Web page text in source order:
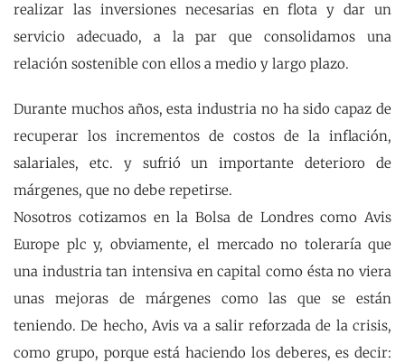
realizar las inversiones necesarias en flota y dar un
servicio adecuado, a la par que consolidamos una
relación sostenible con ellos a medio y largo plazo.
Durante muchos años, esta industria no ha sido capaz de
recuperar los incrementos de costos de la inflación,
salariales, etc. y sufrió un importante deterioro de
márgenes, que no debe repetirse.
Nosotros cotizamos en la Bolsa de Londres como Avis
Europe plc y, obviamente, el mercado no toleraría que
una industria tan intensiva en capital como ésta no viera
unas mejoras de márgenes como las que se están
teniendo. De hecho, Avis va a salir reforzada de la crisis,
como grupo, porque está haciendo los deberes, es decir: